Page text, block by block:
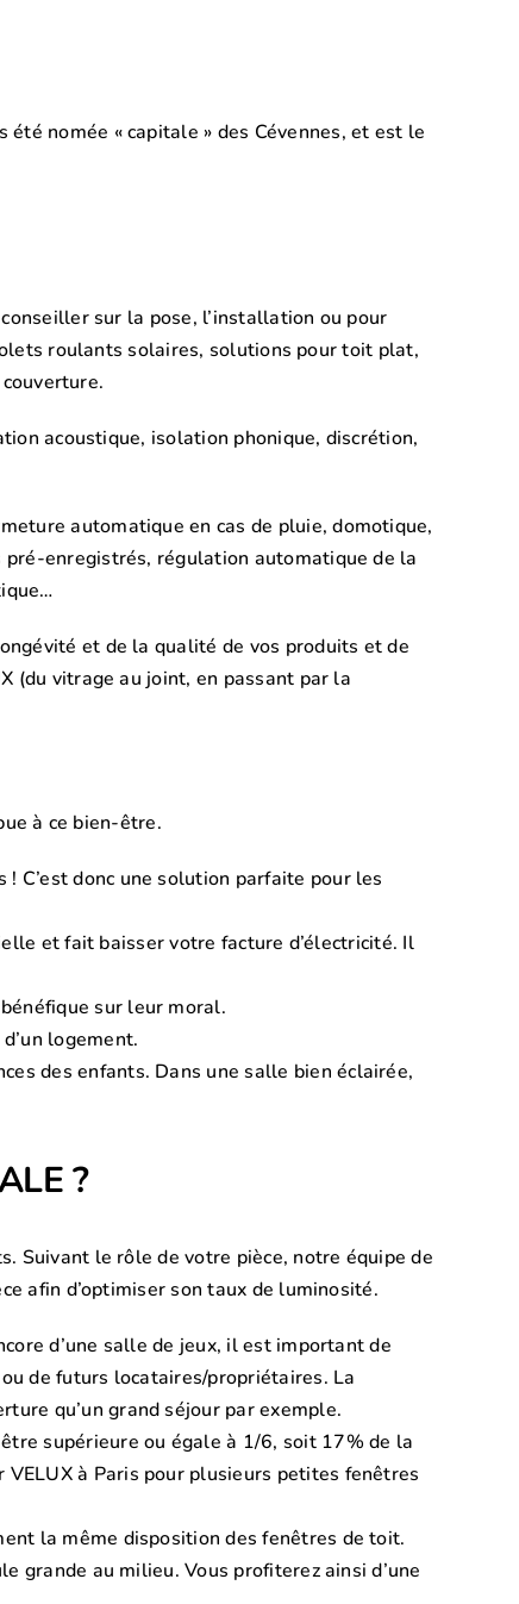
nomée « capitale » des Cévennes, et est le
sur la pose, l’installation ou pour
roulants solaires, solutions pour toit plat,
acoustique, isolation phonique, discrétion,
automatique en cas de pluie, domotique,
enregistrés, régulation automatique de la
et de la qualité de vos produits et de
(du vitrage au joint, en passant par la
à ce bien-être.
C’est donc une solution parfaite pour les
et fait baisser votre facture d’électricité. Il
sur leur moral.
logement.
des enfants. Dans une salle bien éclairée,
?
Suivant le rôle de votre pièce, notre équipe de
afin d’optimiser son taux de luminosité.
d’une salle de jeux, il est important de
de futurs locataires/propriétaires. La
qu’un grand séjour par exemple.
supérieure ou égale à 1/6, soit 17% de la
à Paris pour plusieurs petites fenêtres
la même disposition des fenêtres de toit.
grande au milieu. Vous profiterez ainsi d’une